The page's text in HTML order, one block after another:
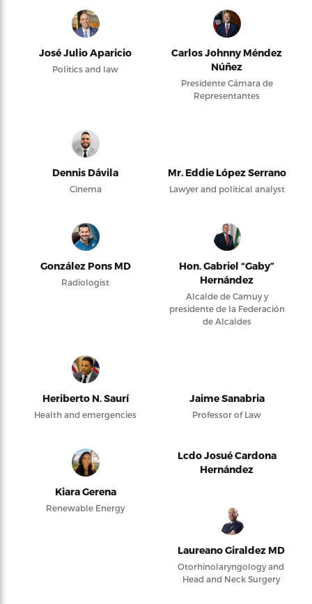
José Julio Aparicio
Politics and law
Carlos Johnny Méndez
Núñez
Presidente Cámara de
Representantes
Dennis Dávila
Cinema
Mr. Eddie López Serrano
Lawyer and political analyst
González Pons MD
Radiologist
Hon. Gabriel “Gaby”
Hernández
Alcalde de Camuy y
presidente de la Federación
de Alcaldes
Heriberto N. Saurí
Health and emergencies
Jaime Sanabria
Professor of Law
Kiara Gerena
Renewable Energy
Lcdo Josué Cardona
Hernández
Laureano Giraldez MD
Otorhinolaryngology and
Head and Neck Surgery